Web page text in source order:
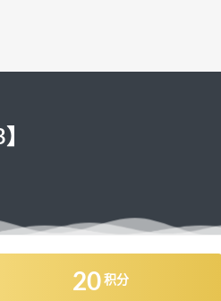
20 积分